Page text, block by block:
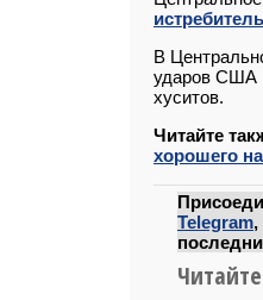
В
ударов США
хуситов.
Читайте
хорошего
Telegram,